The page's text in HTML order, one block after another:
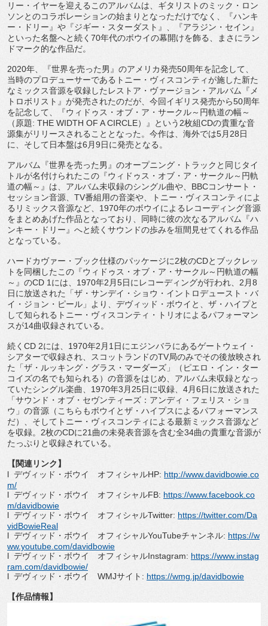
リー・ イヤーを迎えるこのアルバムは、ギタリストのミック・ ロン
ソンとのコラボレーションの始まりとなっただけでなく、『ハンキ
ー・ドリー』や『ジギー・スターダスト』、『アラジン・ セイン』
といった名盤へと続く 70年代のボウイの幕開けを飾る、
まさにラン
ドマーク的な作品だ。
2020年、『世界を売った男』のアメリカ発売50周年を記念して、
当時のプロデューサーであるトニー・ ヴィスコンティが施した新た
なミックス音源を収録したレストア・ ヴァージョン・アルバム『メ
トロボリスト』が発売されたのだが、 今回イギリス発売から50周年
を記念して、『ウィドゥス・オブ・ ア・サークル～円軌道の幅～
（原題: THE WIDTH OF A CIRCLE）』という 2枚組CDの貴重な音
源集がリリースされることとなった。今作は、海外では5月 28日
に、そして日本盤は6 月9日に発売となる。
アルバム『世界を売った男』のオープニング・
トラックと同じタイ
トルが名付けられたこの『ウィドゥス・オブ・ ア・サークル～円軌
道の幅～』は、 アルバム未収録のシングル曲や、 BBCコンサート・
セッション音源、 TV番組用の音楽や、トニー・ ヴィスコンティによ
るリミックス音源など、 1970年のボウイに よるレコーディング音源
をまとめあげた作品となっており、 同時に彼の次なるアルバム『ハ
ンキー・ドリー』 へと続くサウンドの歩みを垣間見せてくれる作品
となっている。
ハードカヴァー・ブック仕様のパッケージに2枚のCDとブックレッ
トを同梱したこの『ウィドゥス・オブ・ア・サークル～ 円軌道の幅
～』のCD 1 には、 1970年2 月5日にレコーディングが行われ、 2 月8
日に放送された「ザ・サンデイ・ショウ・イントロデュースト・ バ
イ・ジョン・ピール」より、デヴィッド・ボウイと、ザ・ ハイプと
して知られるトニー・ヴィスコンティ・
トリオによるパフォーマン
スが14曲収録されている。
続く CD 2には、 1970年2 月 1 日にエジンバラにあるゲートウェイ・
シアターで収録され、スコットランドのTV局のみでその後放映され
た「ザ・ルッキング・グラス・マーダーズ」（ピエロ・イン・ ター
コイズの名でも知られる）の音源をはじめ、 アルバム未収録となっ
ていたシングル楽曲、 1970年3 月 25日に収録、 4月6日に放送された
「サウンド・オブ・ セヴンティーズ：アンディ・フェリス・ショ
ウ」の音源（ こちらもボウイとザ・ハイプスによるパフォーマンス
だ）、 そしてトニー・ ヴィスコンティによる最新ミックス音源など
を収録。 2枚のCDに21 曲の未発表音源を含む全34曲の貴重な音源が
たっぷりと収録されている。
【関連リンク】
l デヴィッド・ボウイ オフィシャルHP: http://www.davidbowie.co
m/
l デヴィッド・ボウイ オフィシャルFB: https://www.facebook.co
m/davidbowie
l デヴィッド・ボウイ オフィシャルTwitter: https://twitter.com/Da
vidBowieReal
l デヴィッド・ボウイ オフィシャルYouTubeチャンネル: https://w
ww.youtube.com/davidbowie
l デヴィッド・ボウイ オフィシャルInstagram: https://www. instag
ram.com/davidbowie/
l デヴィッド・ボウイ WMJサイト : https://wmg.jp/davidbowie
【作品情報】